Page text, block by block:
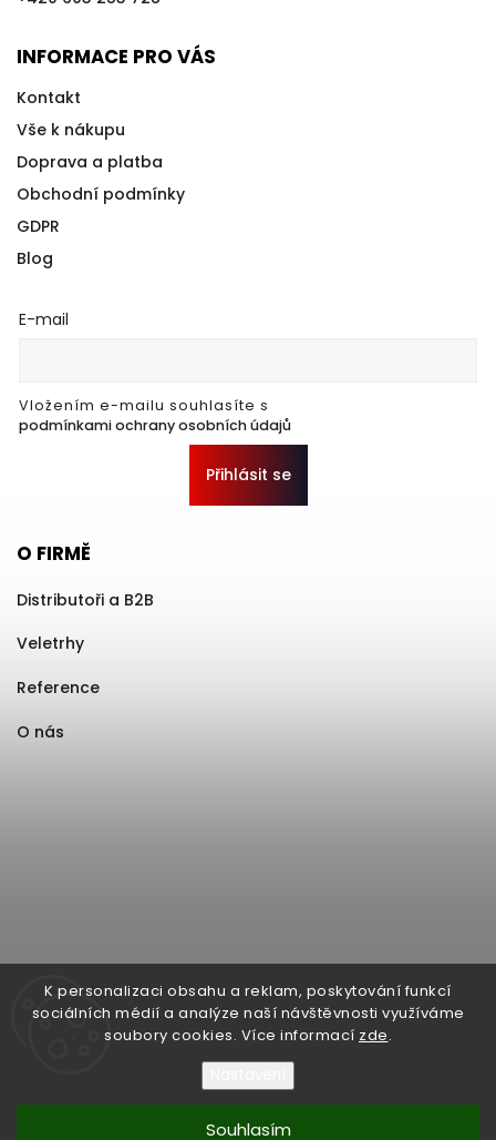
K personalizaci obsahu a reklam, poskytování funkcí
sociálních médií a analýze naší návštěvnosti využíváme
soubory cookies. Více informací zde.
Souhlasím
INFORMACE PRO VÁS
Kontakt
Vše k nákupu
Doprava a platba
Obchodní podmínky
GDPR
Blog
E-mail
Vložením e-mailu souhlasíte s
podmínkami ochrany osobních údajů
Přihlásit se
O FIRMĚ
Distributoři a B2B
Veletrhy
Reference
O nás